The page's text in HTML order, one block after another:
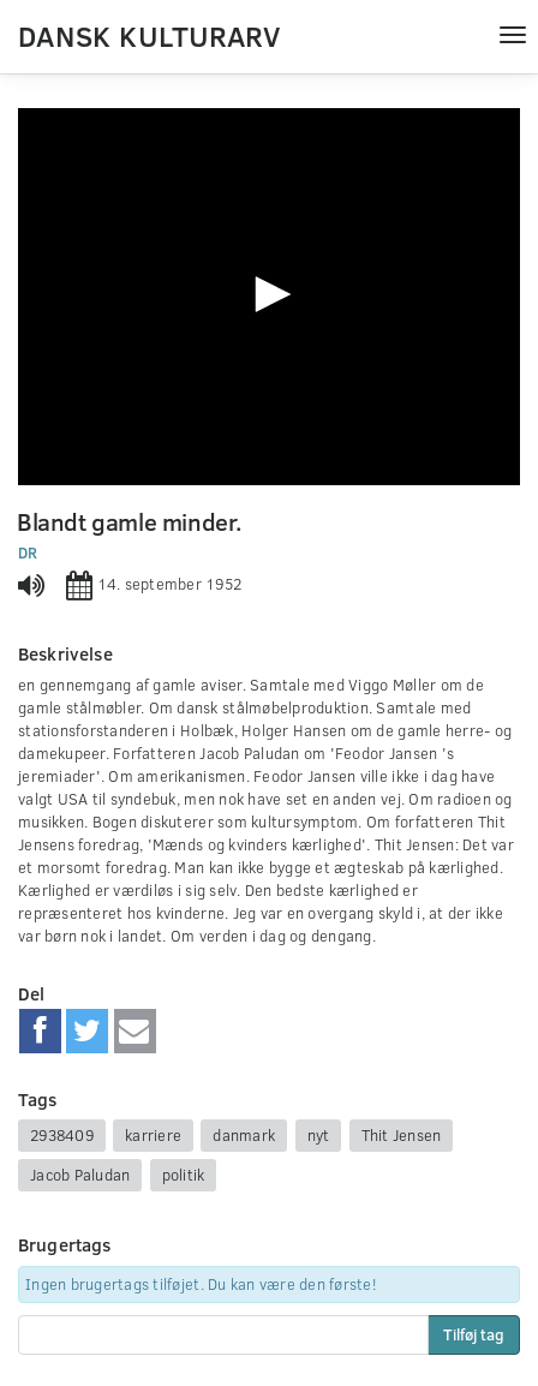
DANSK KULTURARV
seconds
of
0
seconds
Blandt gamle minder.
DR
14. september 1952
Beskrivelse
en gennemgang af gamle aviser. Samtale med Viggo Møller om de
gamle stålmøbler. Om dansk stålmøbelproduktion. Samtale med
stationsforstanderen i Holbæk, Holger Hansen om de gamle herre- og
damekupeer. Forfatteren Jacob Paludan om 'Feodor Jansen 's
jeremiader'. Om amerikanismen. Feodor Jansen ville ikke i dag have
valgt USA til syndebuk, men nok have set en anden vej. Om radioen og
musikken. Bogen diskuterer som kultursymptom. Om forfatteren Thit
Jensens foredrag, 'Mænds og kvinders kærlighed'. Thit Jensen: Det var
et morsomt foredrag. Man kan ikke bygge et ægteskab på kærlighed.
Kærlighed er værdiløs i sig selv. Den bedste kærlighed er
repræsenteret hos kvinderne. Jeg var en overgang skyld i, at der ikke
var børn nok i landet. Om verden i dag og dengang.
Del
Tags
2938409 karriere danmark nyt
Thit Jensen
Jacob Paludan
politik
Brugertags
Ingen brugertags tilføjet. Du kan være den første!
Tilføj tag